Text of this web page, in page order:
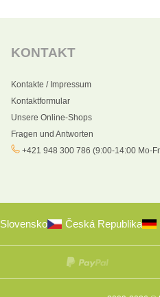
KONTAKT
Kontakte / Impressum
Kontaktformular
Unsere Online-Shops
Fragen und Antworten
+421 948 300 786 (9:00-14:00 Mo-
Slovensko Česká Republika